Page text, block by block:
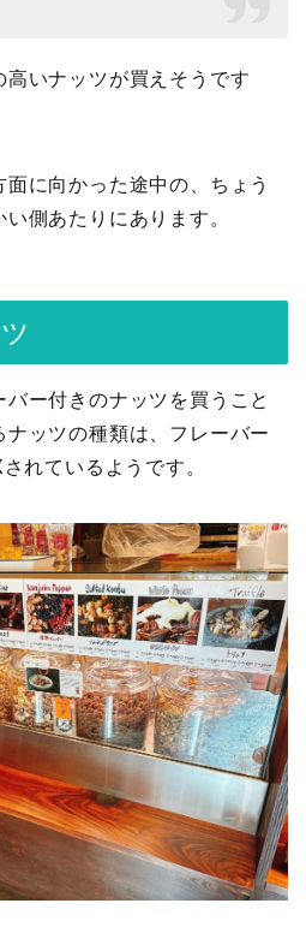
いナッツが買えそうです
に向かった途中の、ちょう
側あたりにあります。
ー付きのナッツを買うこと
ッツの種類は、フレーバー
れているようです。